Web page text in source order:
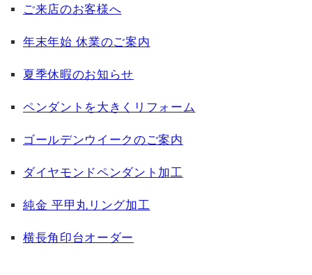
ご来店のお客様へ
年末年始 休業のご案内
夏季休暇のお知らせ
ペンダントを大きくリフォーム
ゴールデンウイークのご案内
ダイヤモンドペンダント加工
純金 平甲丸リング加工
横長角印台オーダー